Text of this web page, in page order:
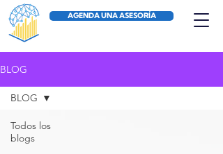
AGENDA UNA ASESORÍA
BLOG
Todos los
blogs
BLOG